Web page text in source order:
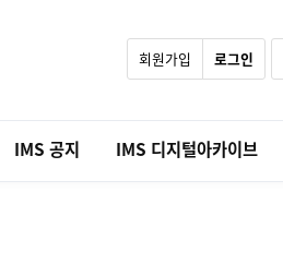
회원가입 로그인
IMS 공지 IMS 디지털아카이브